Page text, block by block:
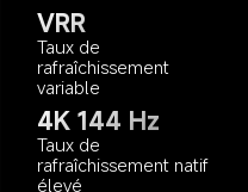
VRR
Taux de
rafraîchissement
variable
4K 144 Hz
Taux de
rafraîchissement natif
élevé